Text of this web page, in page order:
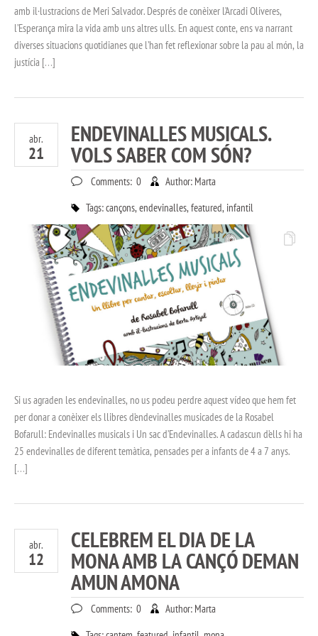
amb il·lustracions de Meri Salvador. Després de conèixer l’Arcadi Oliveres,
l’Esperança mira la vida amb uns altres ulls. En aquest conte, ens va narrant
diverses situacions quotidianes que l’han fet reflexionar sobre la pau al món, la
justícia […]
abr.
21
ENDEVINALLES MUSICALS.
VOLS SABER COM SÓN?
Comments: 0 Author: Marta
Tags:cançons,endevinalles,featured, infantil
Si us agraden les endevinalles, no us podeu perdre aquest vídeo que hem fet
per donar a conèixer els llibres d’endevinalles musicades de la Rosabel
Bofarull: Endevinalles musicals i Un sac d’Endevinalles. A cadascun d’ells hi ha
25 endevinalles de diferent temàtica, pensades per a infants de 4 a 7 anys.
[…]
abr.
12
CELEBREM EL DIA DE LA
MONA AMB LA CANÇÓ DEMAN
AMUN AMONA
Comments: 0 Author: Marta